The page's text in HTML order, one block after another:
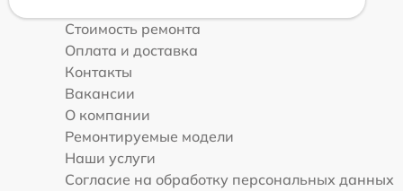
Стоимость ремонта
Оплата и доставка
Контакты
Вакансии
О компании
Ремонтируемые модели
Наши услуги
Согласие на обработку персональных данных